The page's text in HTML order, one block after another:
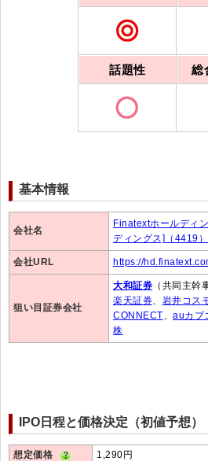
話題性 総
基本情報
会社名
Finatextホールディ
ディングス]（4419）
会社URL https://
狙い目証券会社
大和証券 （共同主幹
楽天証券、 岩井コス
CONNECT、 auカブ
株
IPO日程と価格決定（初値予想）
想定価格
1,290円